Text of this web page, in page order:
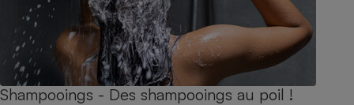
Shampooings - Des shampooings au poil !